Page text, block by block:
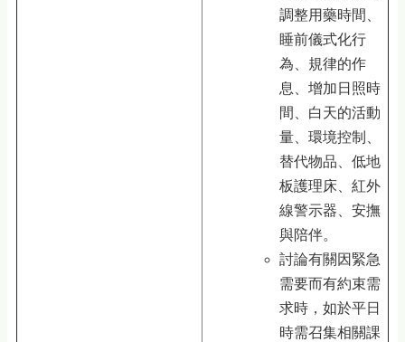
調整用藥時間、
睡前儀式化行
為、規律的作
息、增加日照時
間、白天的活動
量、環境控制、
替代物品、低地
板護理床、紅外
線警示器、安撫
與陪伴。
討論有關因緊急
需要而有約束需
求時，如於平日
時需召集相關課